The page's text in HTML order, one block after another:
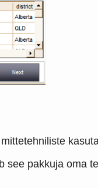
see pakkuja oma